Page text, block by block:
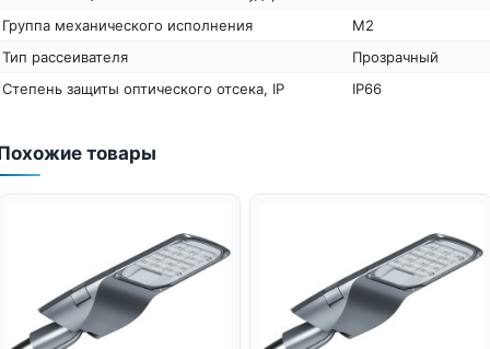
Группа механического исполнения
M2
Тип рассеивателя
Прозрачный
Степень защиты оптического отсека, IP
IP66
товары